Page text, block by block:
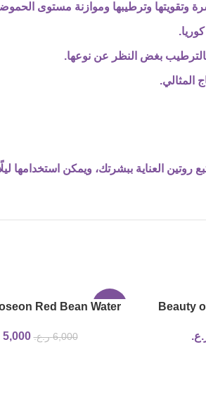
وترطيبها وموازنة مستوى
بغض النظر عن نوعها.
المثالي.
العناية ببشرتك، ويمكن استخدامها ليلًا
Beauty
-17%
Red Bean Water
6,000 ر.ع. 5,000